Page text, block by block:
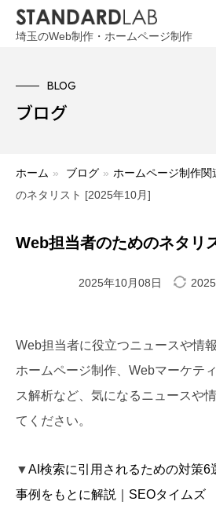
埼玉のWeb制作・ホームページ制作
BLOG
ブログ
ホーム » ブログ » ホームページ制作関
のネタリスト [2025年10月]
Web担当者のためのネタリ
2025年10月08日
Web担当者に役立つニュースや情
ホームページ制作、Webマーケテ
ス解析など、気になるニュースや
てください。
▼AI検索に引用されるための対策6
事例をもとに解説｜SEOタイムズ